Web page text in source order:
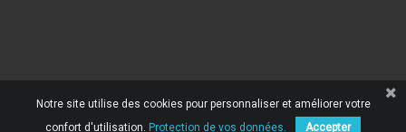
Notre site utilise des cookies pour personnaliser et améliorer votre
confort d'utilisation. Protection de vos données. Accepter